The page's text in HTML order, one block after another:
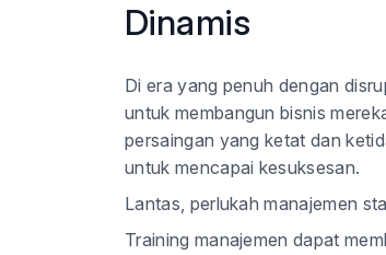
Dinamis
Di era yang penuh dengan
untuk membangun bisnis
persaingan yang ketat dan
untuk mencapai kesuksesan.
Lantas, perlukah manajemen
Training manajemen dapat